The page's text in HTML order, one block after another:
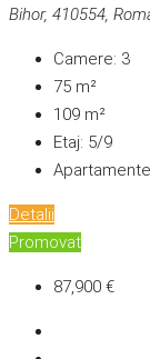
Bihor, 410554,
Camere: 3
75 m²
109 m²
Etaj: 5/9
Detalii
Promovat
87,900 €